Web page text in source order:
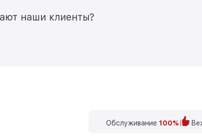
наши клиенты?
Обслуживание 100%